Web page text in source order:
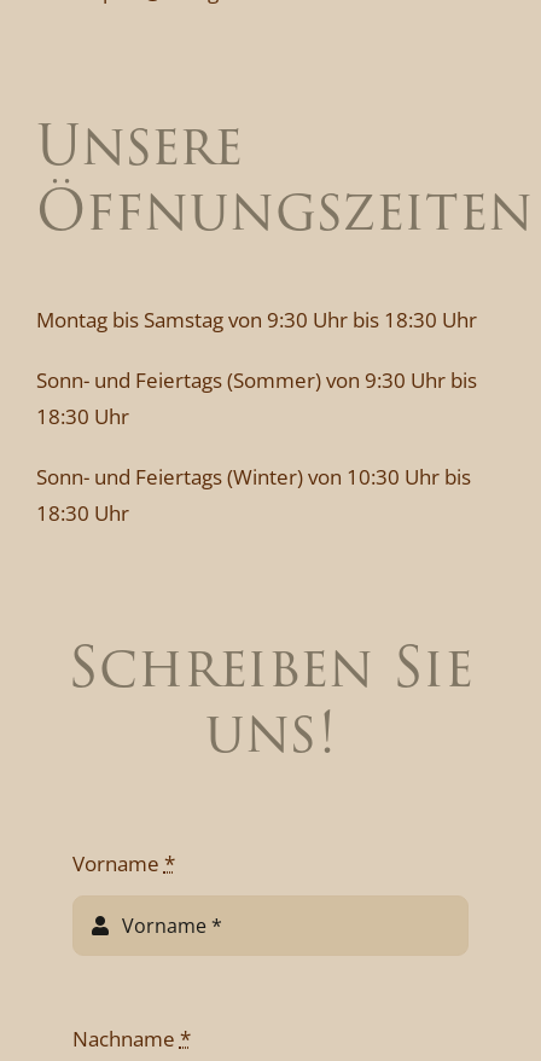
Unsere
Öffnungszeiten
Montag bis Samstag von 9:30 Uhr bis 18:30 Uhr
Sonn- und Feiertags (Sommer) von 9:30 Uhr bis
18:30 Uhr
Sonn- und Feiertags (Winter) von 10:30 Uhr bis
18:30 Uhr
Schreiben Sie
uns!
Vorname *
Nachname *